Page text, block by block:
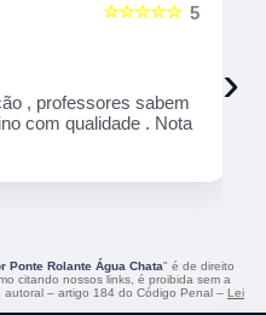
5
☆☆☆☆☆
, professores sabem
com qualidade . Nota
›
Ponte Rolante Água Chata" é de direito
citando nossos links, é proibida sem a
autoral – artigo 184 do Código Penal – Lei